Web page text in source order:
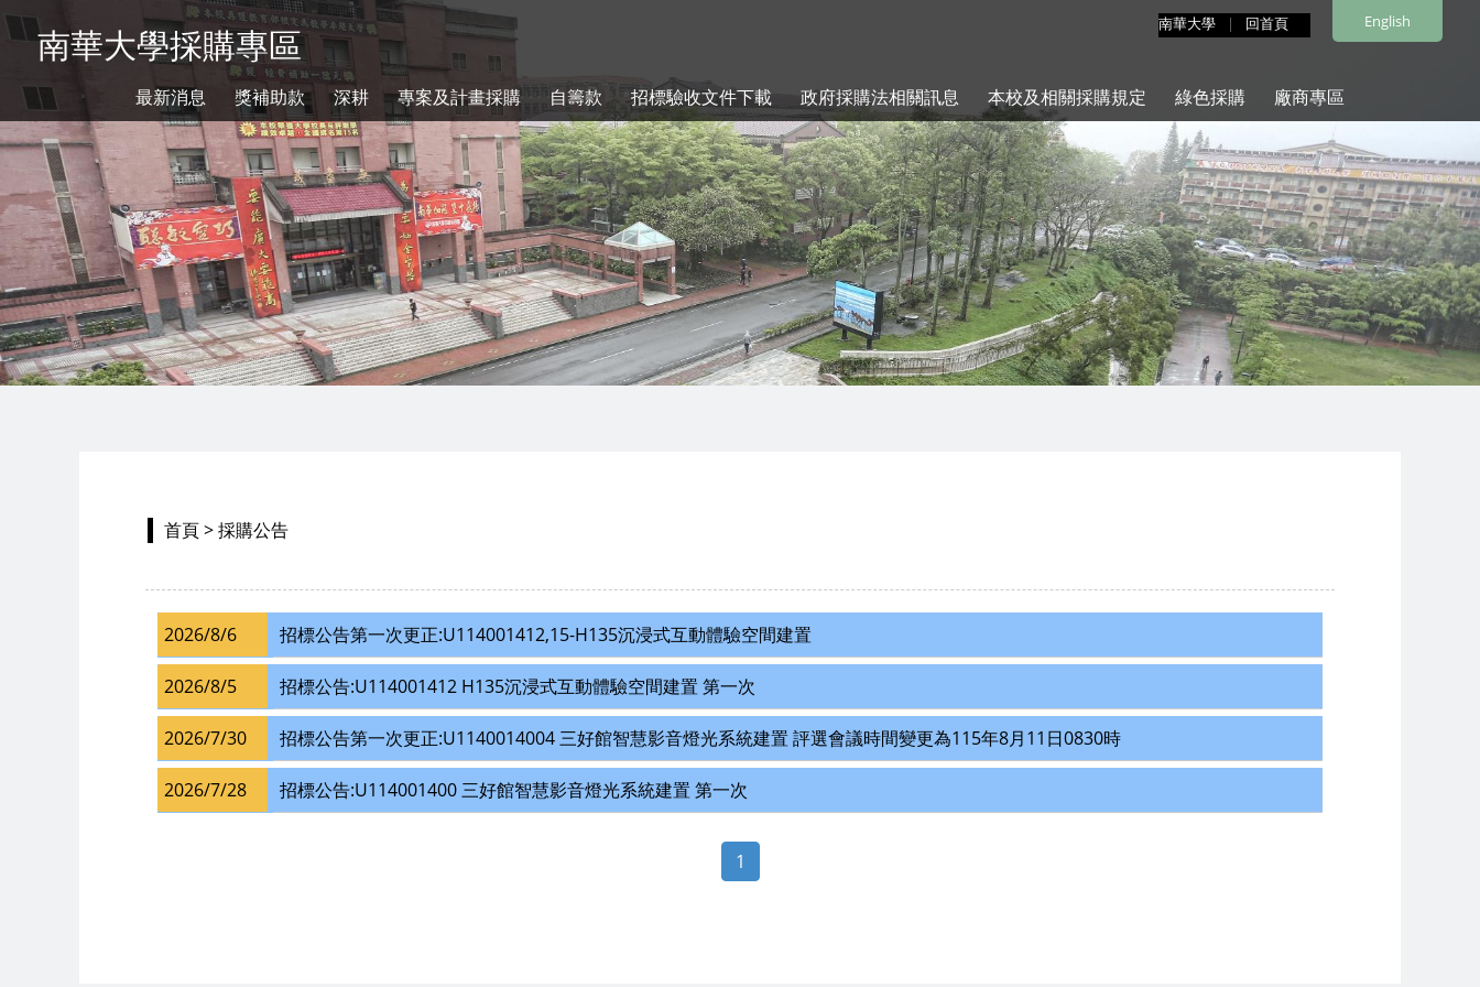
南華大學採購專區
最新消息 獎補助款 深耕 專案及計畫採購 自籌款 招標驗收文件下載 政府採購法相關訊息 本校及相關採購規定 綠色採購 廠商專區
南華大學 | 回首頁 English
首頁> 採購公告
2026/8/6 招標公告第一次更正:U114001412,15-H135沉浸式互動體驗空間建置
2026/8/5 招標公告:U114001412 H135沉浸式互動體驗空間建置 第一次
2026/7/30 招標公告第一次更正:U1140014004 三好館智慧影音燈光系統建置 評選會議時間變更為115年8月11日0830時
2026/7/28 招標公告:U114001400 三好館智慧影音燈光系統建置 第一次
1